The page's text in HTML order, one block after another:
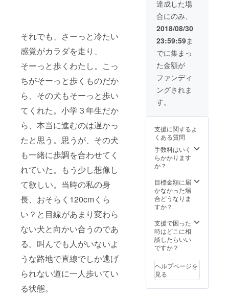
それでも、さーっと冷たい
感覚がカラダを走り、
そーっと歩くわたし。こっ
ちがそーっと歩くものだか
ら、その犬もそーっと歩い
てくれた。小学３年生だか
ら、本当に進むのは遅かっ
たと思う。思うが、その犬
も一緒に歩調を合わせてく
れていた。もう少し想像し
て欲しい。当時の私の身
長、おそらく120cmくら
い？と目線があまり変わら
ない犬と向かい合うのであ
る。叫んでも人がいないよ
うな路地で直線でしか逃げ
られない道に一人歩いてい
る状態。
ただ、
ご意見
や希望
を伺い
議論し
た上で
反映し
ていく
ことが
ありま
す。こ
能性を
いただ
ける方
の参加
をお待
ちして
す。 以
下のリ
ターン
もつき
・サン
クス
メール
・年次
メール
・活動
報告
メール
達成した場
合にのみ、
2018/08/30
23:59:59ま
でに集まっ
た金額が
ファンディ
ングされま
す。
支援に関するよ
くある質問
手数料はいく
らかかります
か？
目標金額に届
かなかった場
合どうなりま
すか？
支援で困った
時はどこに相
談したらいい
ですか？
ヘルプページを
見る